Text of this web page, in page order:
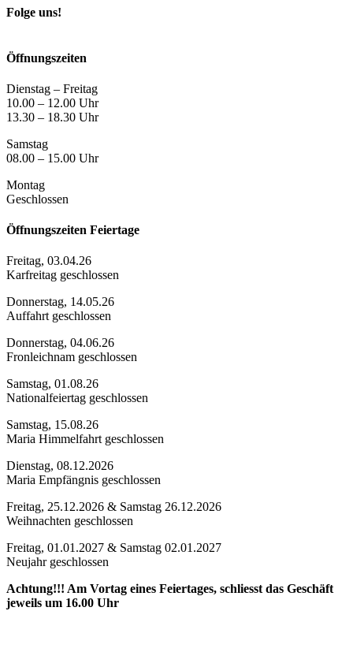
Folge uns!
Öffnungszeiten
Dienstag – Freitag
10.00 – 12.00 Uhr
13.30 – 18.30 Uhr
Samstag
08.00 – 15.00 Uhr
Montag
Geschlossen
Öffnungszeiten Feiertage
Freitag, 03.04.26
Karfreitag geschlossen
Donnerstag, 14.05.26
Auffahrt geschlossen
Donnerstag, 04.06.26
Fronleichnam geschlossen
Samstag, 01.08.26
Nationalfeiertag geschlossen
Samstag, 15.08.26
Maria Himmelfahrt geschlossen
Dienstag, 08.12.2026
Maria Empfängnis geschlossen
Freitag, 25.12.2026 & Samstag 26.12.2026
Weihnachten geschlossen
Freitag, 01.01.2027 & Samstag 02.01.2027
Neujahr geschlossen
Achtung!!! Am Vortag eines Feiertages, schliesst das Geschäft
jeweils um 16.00 Uhr